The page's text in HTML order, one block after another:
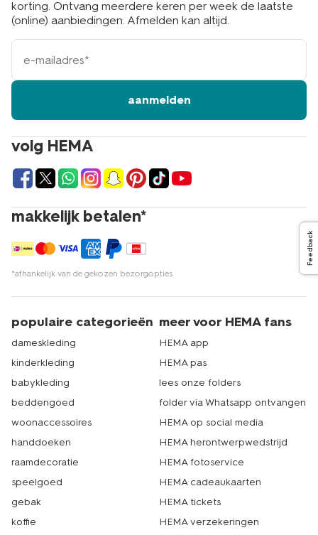
volg HEMA
makkelijk betalen*
*afhankelijk van de gekozen bezorgopties
korting. Ontvang meerdere keren per week de laatste
(online) aanbiedingen. Afmelden kan altijd.
e-
mailadres
aanmelden
populaire categorieën
dameskleding
kinderkleding
babykleding
beddengoed
woonaccessoires
handdoeken
raamdecoratie
speelgoed
gebak
koffie
meer voor HEMA fans
HEMA app
HEMA pas
lees onze folders
folder via Whatsapp ontvangen
HEMA op social media
HEMA herontwerpwedstrijd
HEMA fotoservice
HEMA cadeaukaarten
HEMA tickets
HEMA verzekeringen
Feedback